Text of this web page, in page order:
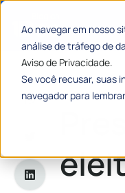
Ao navegar em nosso
análise de tráfego de
Aviso de Privacidade.
Se você recusar, suas
navegador para
Home»